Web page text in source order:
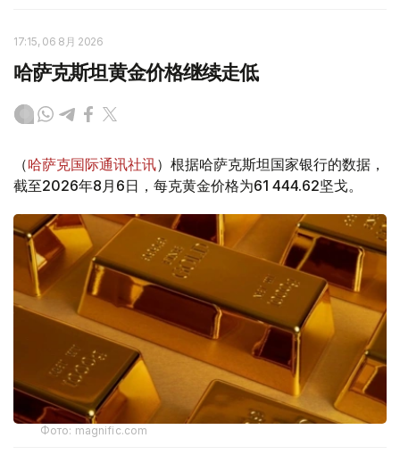
17:15, 06 8月 2026
哈萨克斯坦黄金价格继续走低
（哈萨克国际通讯社讯）根据哈萨克斯坦国家银行的数据，
截至2026年8月6日，每克黄金价格为61 444.62坚戈。
Фото: magnific.com